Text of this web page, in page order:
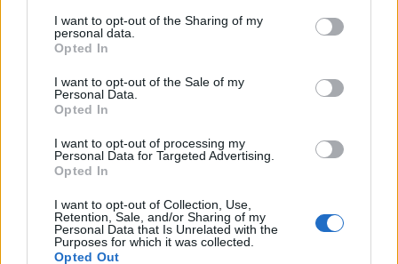
I want to opt-out of the Sharing of my
personal data.
Opted In
I want to opt-out of the Sale of my
Personal Data.
Opted In
I want to opt-out of processing my
Personal Data for Targeted Advertising.
Opted In
I want to opt-out of Collection, Use,
Retention, Sale, and/or Sharing of my
Personal Data that Is Unrelated with the
Purposes for which it was collected.
Opted Out
Πελοπόννησος